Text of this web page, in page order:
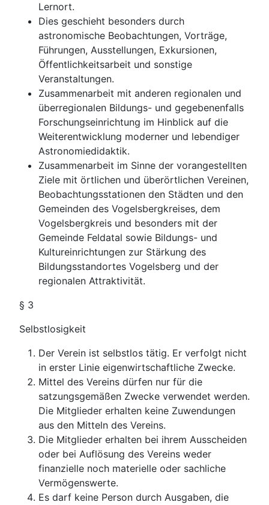
Lernort.
Dies geschieht besonders durch
astronomische Beobachtungen, Vorträge,
Führungen, Ausstellungen, Exkursionen,
Öffentlichkeitsarbeit und sonstige
Veranstaltungen.
Zusammenarbeit mit anderen regionalen und
überregionalen Bildungs- und gegebenenfalls
Forschungseinrichtung im Hinblick auf die
Weiterentwicklung moderner und lebendiger
Astronomiedidaktik.
Zusammenarbeit im Sinne der vorangestellten
Ziele mit örtlichen und überörtlichen Vereinen,
Beobachtungsstationen den Städten und den
Gemeinden des Vogelsbergkreises, dem
Vogelsbergkreis und besonders mit der
Gemeinde Feldatal sowie Bildungs- und
Kultureinrichtungen zur Stärkung des
Bildungsstandortes Vogelsberg und der
regionalen Attraktivität.
§ 3
Selbstlosigkeit
Der Verein ist selbstlos tätig. Er verfolgt nicht
in erster Linie eigenwirtschaftliche Zwecke.
Mittel des Vereins dürfen nur für die
satzungsgemäßen Zwecke verwendet werden.
Die Mitglieder erhalten keine Zuwendungen
aus den Mitteln des Vereins.
Die Mitglieder erhalten bei ihrem Ausscheiden
oder bei Auflösung des Vereins weder
finanzielle noch materielle oder sachliche
Vermögenswerte.
Es darf keine Person durch Ausgaben, die